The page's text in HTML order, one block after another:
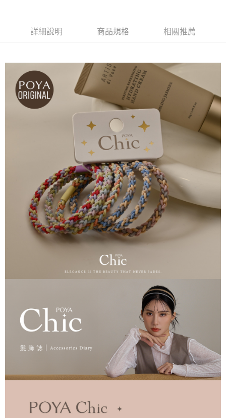
【注意事項】
２．關於個人資料處理事宜，請瀏覽以下網址：
https://aftee.tw/terms/#terms3
３．未成年的使用者請事先徵得法定代理人或監護人之同意方可使用
「AFTEE先享後付」，若未經同意申辦者引起之損失，本公司不負相關責
任。
４．使用「AFTEE先享後付」時，將依據個別帳號之用戶狀況，依本公司即
時審查核予不同之上限額度；若仍有額度不足之情形，本公司將視審查結果
５．嚴禁一人註冊多個帳號或使用他人資訊註冊。若發現惡意使用之情形，
恩沛科技股份有限公司將有權停止該用戶之使用額度並採取法律行動。
7-11取貨付款
付款後7-11取貨
每筆NT$65，滿NT$490(含以上)免運費
宅配(本島)
每筆NT$100，滿NT$790(含以上)免運費
付款後寶雅門市自取(由倉庫統一出貨)
每筆NT$80，滿NT$290(含以上)免運費
詳細說明 商品規格 相關推薦